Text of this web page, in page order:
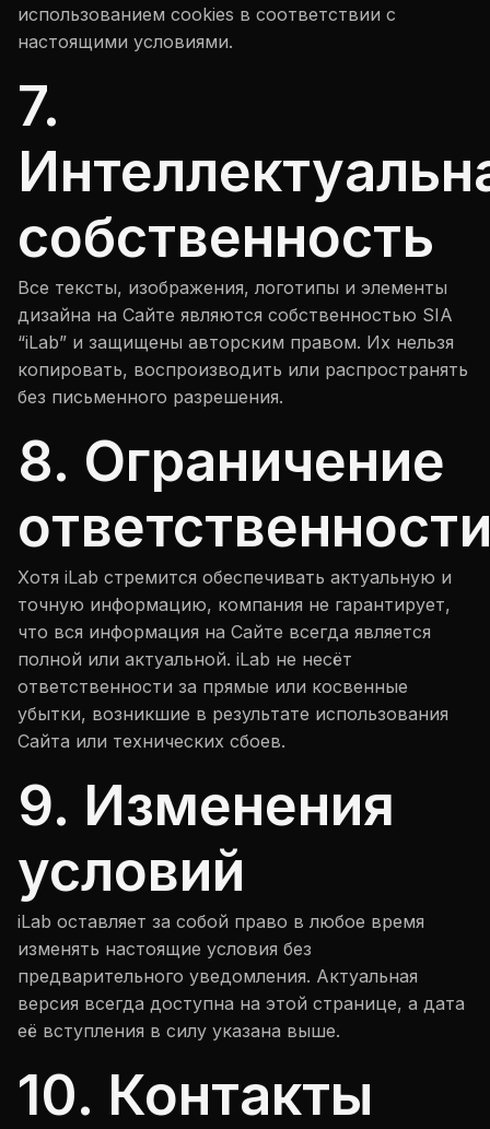
использованием cookies в соответствии с
настоящими условиями.
7.
собственность
Все тексты, изображения, логотипы и элементы
дизайна на Сайте являются собственностью SIA
“iLab” и защищены авторским правом. Их нельзя
копировать, воспроизводить или распространять
без письменного разрешения.
8. Ограничение
Хотя iLab стремится обеспечивать актуальную и
точную информацию, компания не гарантирует,
что вся информация на Сайте всегда является
полной или актуальной. iLab не несёт
ответственности за прямые или косвенные
убытки, возникшие в результате использования
Сайта или технических сбоев.
9. Изменения
условий
iLab оставляет за собой право в любое время
изменять настоящие условия без
предварительного уведомления. Актуальная
версия всегда доступна на этой странице, а дата
её вступления в силу указана выше.
10. Контакты